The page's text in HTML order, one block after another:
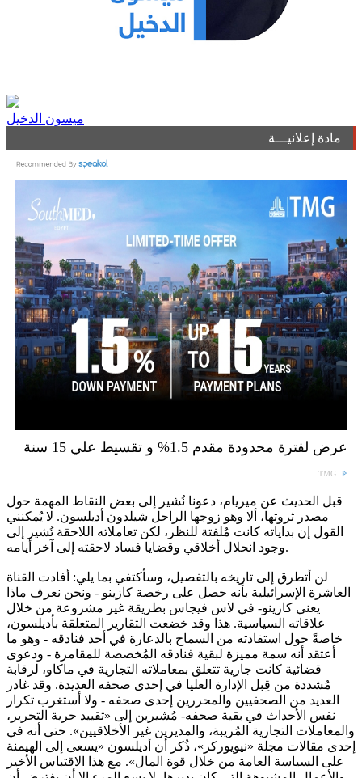
ميسون الدخيل
مادة إعلانيـــة
عرض لفترة محدودة مقدم 1.5% و تقسيط علي 15 سنة
TMG
قبل الحديث عن ميريام، دعونا نُشير إلى بعض النقاط المهمة حول
مصدر ثروتها، ألا وهو زوجها الراحل شيلدون أديلسون. لا يُمكنني
القول إن بداياته كانت مُلفتة للنظر، لكن تعاملاته اللاحقة تُشير إلى
وجود انحلال أخلاقي وقضايا فساد لاحقته إلى آخر أيامه.
لن أتطرق إلى تاريخه بالتفصيل، وسأكتفي بما يلي: أفادت القناة
العاشرة الإسرائيلية بأنه حصل على رخصة كازينو - ونحن نعرف ماذا
يعني كازينو- في لاس فيجاس بطريقة غير مشروعة من خلال
علاقاته السياسية. هذا وقد خضعت التقارير المتعلقة بأديلسون،
خاصةً حول استفادته من السماح بالدعارة في أحد فنادقه - وهو ما
أعتقد أنه سمة مميزة لبقية فنادقه المُخصصة للمقامرة - ودعوى
قضائية كانت جارية تتعلق بمعاملاته التجارية في ماكاو، لرقابة
مُشددة من قِبل الإدارة العليا في إحدى صحفه العديدة. وقد غادر
العديد من الصحفيين والمحررين إحدى صحفه - ولا أستغرب تكرار
نفس الأحداث في بقية صحفه- مُشيرين إلى «تقييد حرية التحرير،
والمعاملات التجارية المُريبة، والمديرين غير الأخلاقيين». حتى أنه في
إحدى مقالات مجلة «نيويوركر»، ذُكر أن أديلسون «يسعى إلى الهيمنة
على السياسة العامة من خلال قوة المال». مع هذا الاقتباس الأخير